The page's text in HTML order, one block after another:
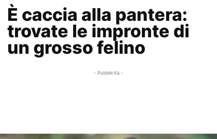
È caccia alla pantera:
trovate le impronte di
un grosso felino
- Pubblicità -